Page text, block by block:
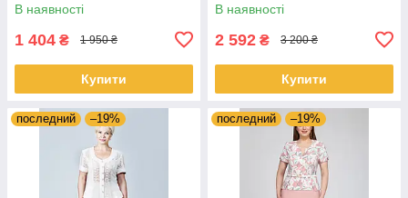
В наявності
1 404 ₴ 1 950 ₴
Купити
В наявності
2 592 ₴ 3 200 ₴
Купити
последний –19% последний –19%